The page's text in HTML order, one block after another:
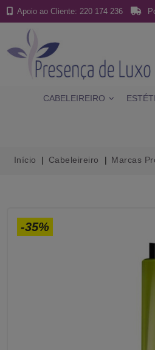
Apoio ao Cliente: 220 174 236
CABELEIREIRO
Início Cabeleireiro Marcas
-35%